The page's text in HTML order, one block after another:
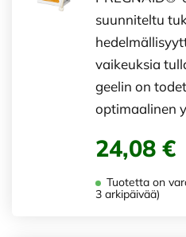
suunniteltu
vaikeuksia
geelin on
optimaalinen
24,08 €
Tuotetta on
3 arkipäivää)